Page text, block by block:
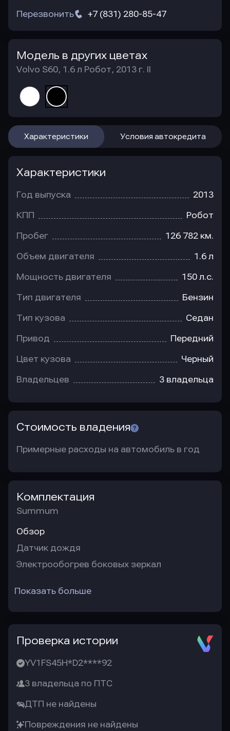
+7 (831) 280-85-47
Перезвонить
Модель в других цветах
Volvo S60, 1.6 л Робот, 2013 г. II
Характеристики Условия автокредита
Характеристики
Год выпуска 2013
КПП Робот
Пробег 126 782 км.
Объем двигателя 1.6 л
Мощность двигателя 150 л.с.
Тип двигателя Бензин
Тип кузова Седан
Привод Передний
Цвет кузова Черный
Владельцев 3 владельца
Стоимость владения
Примерные расходы на автомобиль в год
Комплектация
Summum
Обзор
Датчик дождя
Электрообогрев боковых зеркал
Показать больше
Проверка истории
YV1FS45H*D2****92
3 владельца по ПТС
ДТП не найдены
Повреждения не найдены